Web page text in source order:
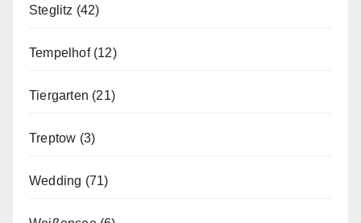
Steglitz (42)
Tempelhof(12)
Tiergarten (21)
Treptow (3)
Wedding (71)